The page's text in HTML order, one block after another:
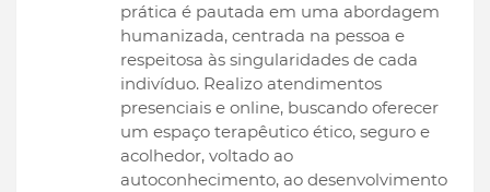
prática é pautada em uma abordagem
humanizada, centrada na pessoa e
respeitosa às singularidades de cada
indivíduo. Realizo atendimentos
presenciais e online, buscando oferecer
um espaço terapêutico ético, seguro e
acolhedor, voltado ao
autoconhecimento, ao desenvolvimento